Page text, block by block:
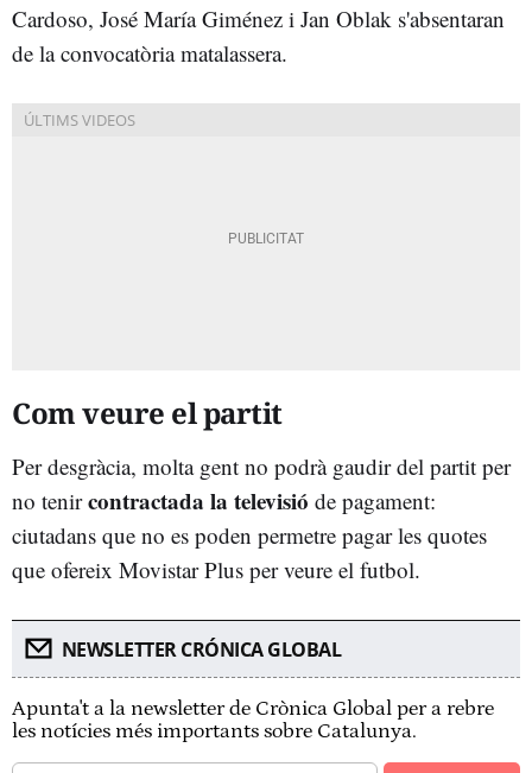
Cardoso, José María Giménez i Jan Oblak s'absentaran
de la convocatòria matalassera.
Com veure el partit
Per desgràcia, molta gent no podrà gaudir del partit per
no tenircontractada la televisió de pagament:
ciutadans que no es poden permetre pagar les quotes
que ofereix Movistar Plus per veure el futbol.
NEWSLETTER CRÓNICA GLOBAL
Apunta't a la newsletter de Crònica Global per a rebre
les notícies més importants sobre Catalunya.